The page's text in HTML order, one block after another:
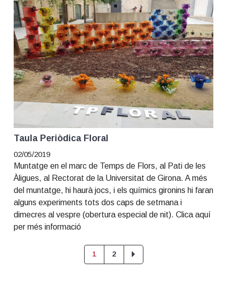
Taula Periòdica Floral
02/05/2019
Muntatge en el marc de Temps de Flors, al Pati de les
Àligues, al Rectorat de la Universitat de Girona. A més
del muntatge, hi haurà jocs, i els químics gironins hi faran
alguns experiments tots dos caps de setmana i
dimecres al vespre (obertura especial de nit). Clica aquí
per més informació
Page
1 Page
2